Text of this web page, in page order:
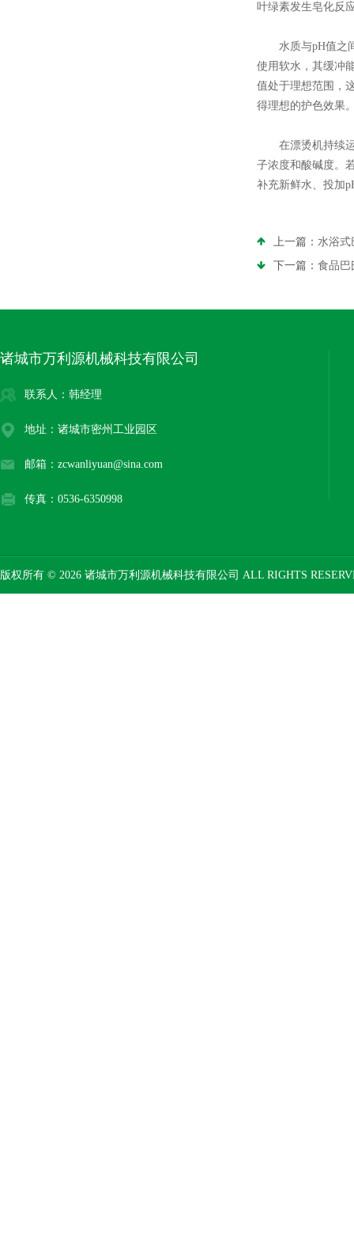
叶绿素发生皂化反
水质与pH值之间
使用软水，其缓冲
值处于理想范围，
得理想的护色效果
在漂烫机持续运
子浓度和酸碱度。
补充新鲜水、投加
上一篇： 水浴式
下一篇： 食品巴
诸城市万利源机械科技有限公司
联系人：韩经理
地址：诸城市密州工业园区
邮箱：zcwanliyuan@sina.com
传真：0536-6350998
版权所有 © 2026 诸城市万利源机械科技有限公司 ALL RIGHTS